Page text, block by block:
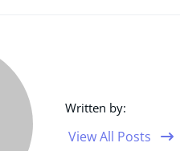
Written by:
View All Posts